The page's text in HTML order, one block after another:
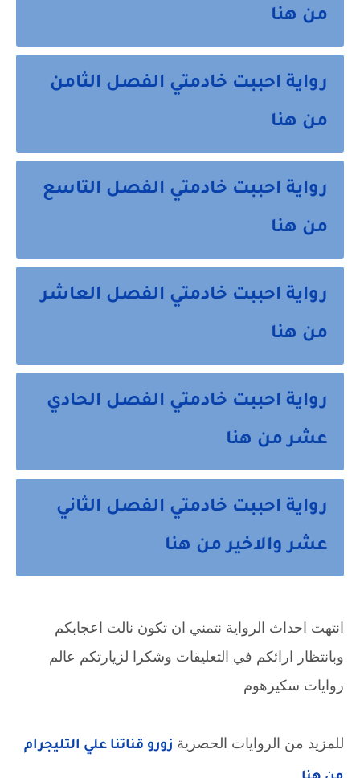
من هنا
رواية احببت خادمتي الفصل الثامن
من هنا
رواية احببت خادمتي الفصل التاسع
من هنا
رواية احببت خادمتي الفصل العاشر
من هنا
رواية احببت خادمتي الفصل الحادي
عشر من هنا
رواية احببت خادمتي الفصل الثاني
عشر والاخير من هنا
انتهت احداث الرواية نتمني ان تكون نالت اعجابكم
وبانتظار ارائكم في التعليقات وشكرا لزيارتكم عالم
روايات سكيرهوم
للمزيد من الروايات الحصرية زورو قناتنا علي التليجرام